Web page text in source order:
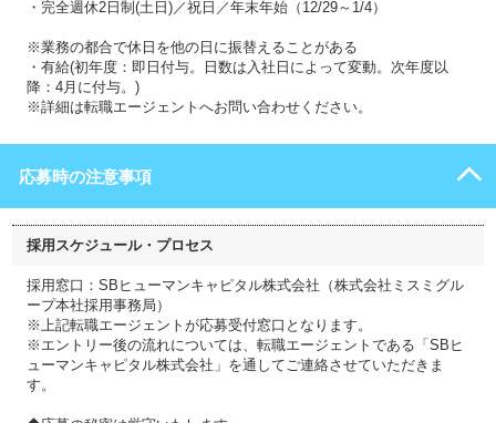
・完全週休2日制(土日)／祝日／年末年始（12/29～1/4）
※業務の都合で休日を他の日に振替えることがある
・有給(初年度：即日付与。日数は入社日によって変動。次年度以
降：4月に付与。)
※詳細は転職エージェントへお問い合わせください。
応募時の注意事項
採用スケジュール・プロセス
採用窓口：SBヒューマンキャピタル株式会社（株式会社ミスミグル
ープ本社採用事務局）
※上記転職エージェントが応募受付窓口となります。
※エントリー後の流れについては、転職エージェントである「SBヒ
ューマンキャピタル株式会社」を通してご連絡させていただきま
す。